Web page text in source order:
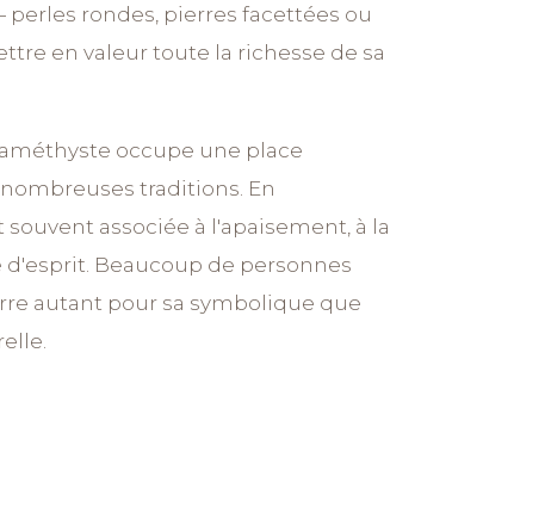
rondes, pierres facettées ou
en valeur toute la richesse de sa
occupe une place
traditions. En
associée à l'apaisement, à la
d'esprit. Beaucoup de personnes
autant pour sa symbolique que